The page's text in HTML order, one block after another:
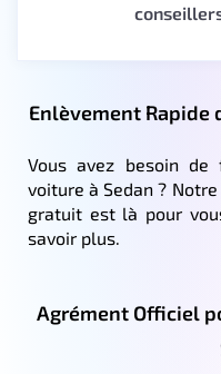
Enlèvement Rapide
Vous avez besoin
voiture à Sedan ?
gratuit est là pour
savoir plus.
Agrément Officiel